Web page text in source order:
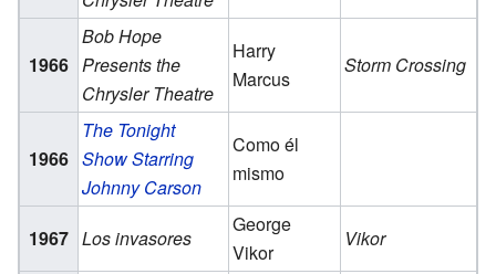
1966
Bob Hope
Presents the
Chrysler Theatre
Harry
Marcus
Storm Crossing
1966
The Tonight
Show Starring
Johnny Carson
Como él
mismo
1967 Los invasores
George
Vikor
Vikor